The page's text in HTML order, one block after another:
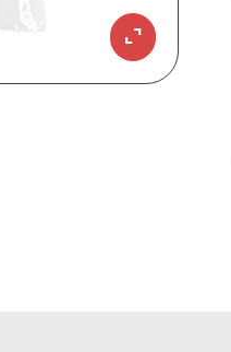
expand_content